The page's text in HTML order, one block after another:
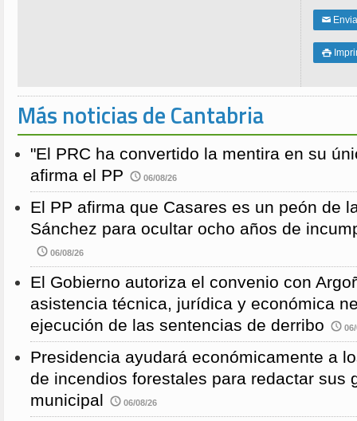
✉

Más noticias de Cantabria
"El PRC ha convertido la mentira en su
afirma el PP
06/08/26
El PP afirma que Casares es un peón de
Sánchez para ocultar ocho años de
06/08/26
El Gobierno autoriza el convenio con
asistencia técnica, jurídica y económica
ejecución de las sentencias de derribo
Presidencia ayudará económicamente a
de incendios forestales para redactar sus
municipal
06/08/26